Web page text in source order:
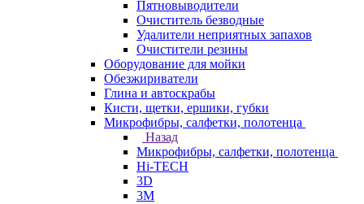
Пятновыводители
Очиститель безводные
Удалители неприятных запахов
Очистители резины
Оборудование для мойки
Обезжириватели
Глина и автоскрабы
Кисти, щетки, ершики, губки
Микрофибры, салфетки, полотенца
Назад
Микрофибры, салфетки, полотенца
Hi-TECH
3D
3М